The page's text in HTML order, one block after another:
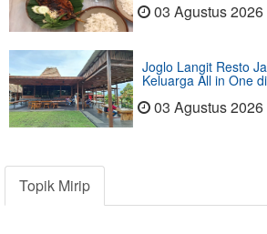
03 Agustus 2026
Joglo Langit Resto
Keluarga All in One
03 Agustus 2026
Topik Mirip